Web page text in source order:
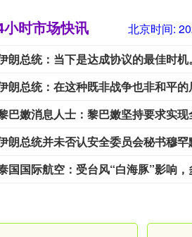
时市场快讯 北京时间:
朗总统：当下是达成协议的最佳时机。
朗总统：在这种既非战争也非和平
巴嫩消息人士：黎巴嫩坚持要求实现
国国际航空：受台风“白海豚”影响，